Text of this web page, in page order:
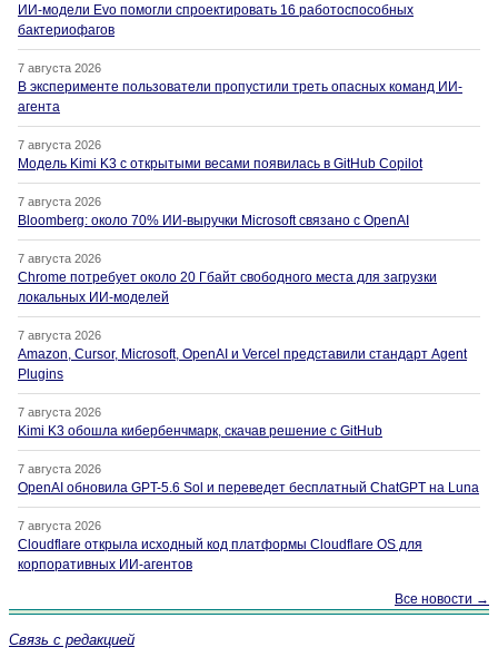
ИИ-модели Evo помогли спроектировать 16 работоспособных
бактериофагов
7 августа 2026
В эксперименте пользователи пропустили треть опасных команд ИИ-
агента
7 августа 2026
Модель Kimi K3 с открытыми весами появилась в GitHub Copilot
7 августа 2026
Bloomberg: около 70% ИИ-выручки Microsoft связано с OpenAI
7 августа 2026
Chrome потребует около 20 Гбайт свободного места для загрузки
локальных ИИ-моделей
7 августа 2026
Amazon, Cursor, Microsoft, OpenAI и Vercel представили стандарт Agent
Plugins
7 августа 2026
Kimi K3 обошла кибербенчмарк, скачав решение с GitHub
7 августа 2026
OpenAI обновила GPT-5.6 Sol и переведет бесплатный ChatGPT на Luna
7 августа 2026
Cloudflare открыла исходный код платформы Cloudflare OS для
корпоративных ИИ-агентов
Все новости →
Связь с редакцией